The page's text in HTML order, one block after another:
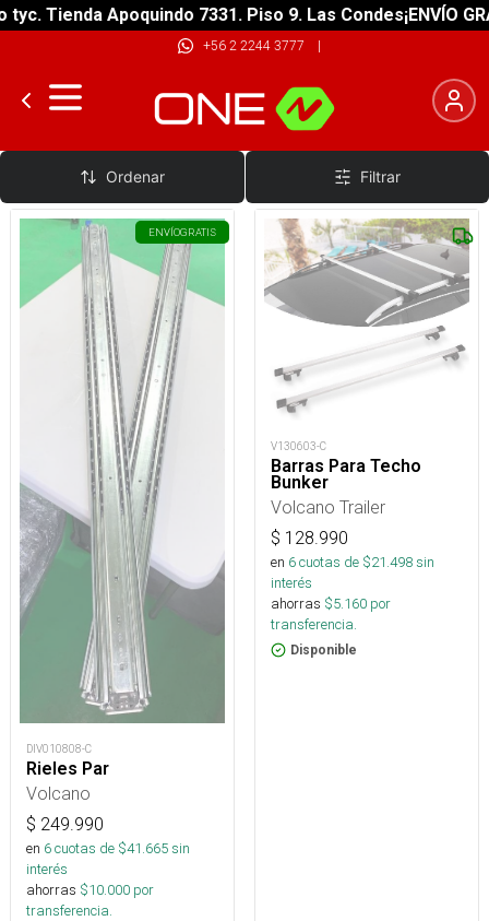
Tienda Apoquindo 7331. Piso 9. Las Condes¡ENVÍO
+56 2 2244 3777 |
Barras de Techo
Ordenar Filtrar
ENVÍOGRATIS
DIV010808-C
Rieles Par
Volcano
$ 249.990
en 6cuotas de $41.665sin
interés
ahorras $10.000 por
transferencia.
V130603-C
Barras Para Techo
Bunker
Volcano Trailer
$ 128.990
en 6cuotas de $21.498sin
interés
ahorras $5.160 por
transferencia.
Disponible